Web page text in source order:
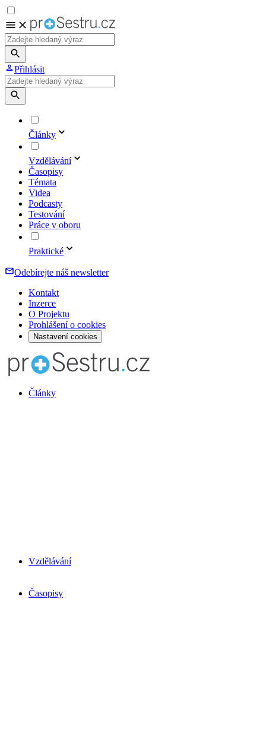
Přihlásit
Články
Vzdělávání
Časopisy
Témata
Videa
Podcasty
Testování
Práce v oboru
Praktické
Odebírejte náš newsletter
Kontakt
Inzerce
O Projektu
Prohlášení o cookies
Nastavení cookies
Články
Vzdělávání
Časopisy